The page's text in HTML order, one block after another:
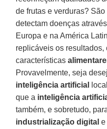
de frutas e verduras?
detectam doenças
Europa e na América
replicáveis os
características
Provavelmente, seja
inteligência artificial
que a inteligência
também, e sobretudo,
industrialização digital e